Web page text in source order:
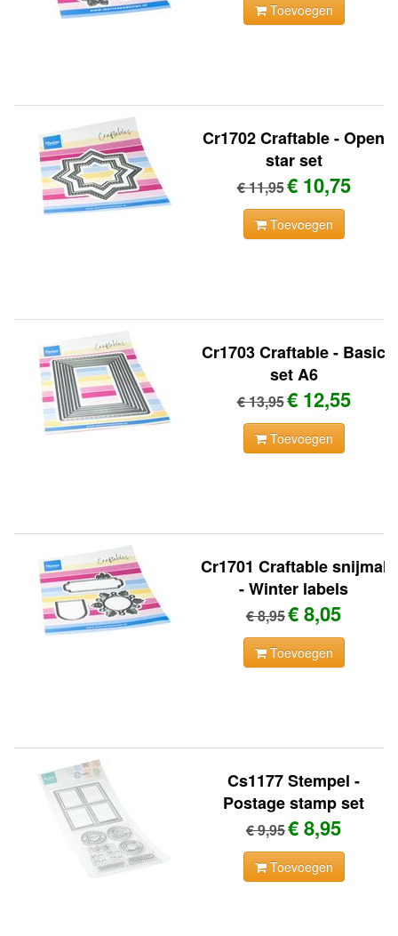
Toevoegen
Cr1702 Craftable - Open
star set
€ 11,95€ 10,75
Toevoegen
Cr1703 Craftable - Basic
set A6
€ 13,95€ 12,55
Toevoegen
Cr1701 Craftable snijmal
- Winter labels
€ 8,95€ 8,05
Toevoegen
Cs1177 Stempel -
Postage stamp set
€ 9,95€ 8,95
Toevoegen